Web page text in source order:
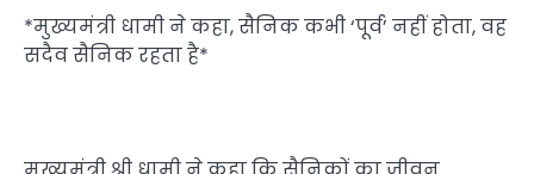
*मुख्यमंत्री धामी ने कहा, सैनिक कभी ‘पूर्व’ नहीं होता, वह
सदैव सैनिक रहता है*